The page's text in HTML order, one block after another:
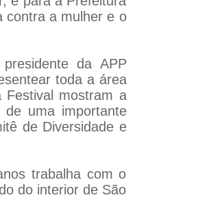
contra a mulher e o
da APP
toda a área
Festival mostram a
uma importante
de Diversidade e
trabalha com o
do interior de São